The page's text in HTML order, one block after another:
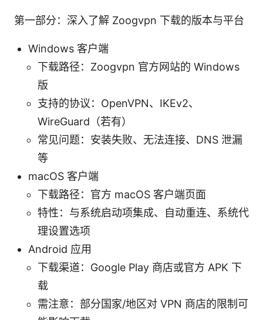
第一部分：深入了解 Zoogvpn 下载的版本与平台
Windows 客户端
下载路径：Zoogvpn 官方网站的 Windows
版
支持的协议：OpenVPN、IKEv2、
WireGuard（若有）
常见问题：安装失败、无法连接、DNS 泄漏
等
macOS 客户端
下载路径：官方 macOS 客户端页面
特性：与系统启动项集成、自动重连、系统代
理设置选项
Android 应用
下载渠道：Google Play 商店或官方 APK 下
载
需注意：部分国家/地区对 VPN 商店的限制可